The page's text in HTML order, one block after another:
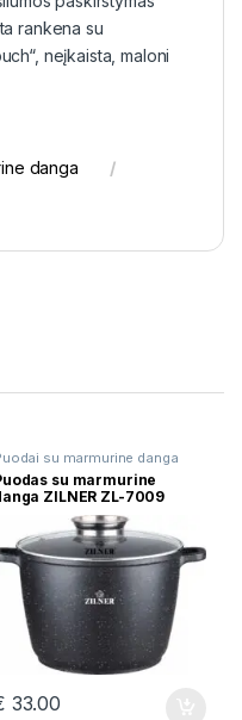
rankena su
neįkaista, maloni
danga
su marmurine danga
su marmurine
ZILNER ZL-7009
33.00